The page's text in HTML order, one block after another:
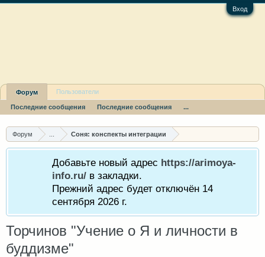
Вход
Форум Соня: конспекты интеграции
Добавьте новый адрес https://arimoya-
info.ru/ в закладки.
Прежний адрес будет отключён 14
сентября 2026 г.
Торчинов "Учение о Я и личности в
буддизме"
Форум
Последние сообщения Последние сообщения ...
Пользователи